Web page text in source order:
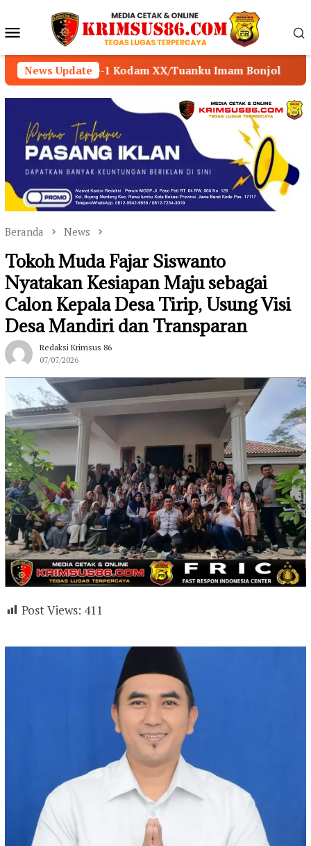
konten Menu
Mobile
News Update
XX/Tuanku Imam Bonjol POLSEK MUARA
Beranda News
Tokoh Muda Fajar Siswanto
Nyatakan Kesiapan Maju sebagai
Calon Kepala Desa Tirip, Usung Visi
Desa Mandiri dan Transparan
Redaksi Krimsus 86
07/07/2026
Post Views: 411